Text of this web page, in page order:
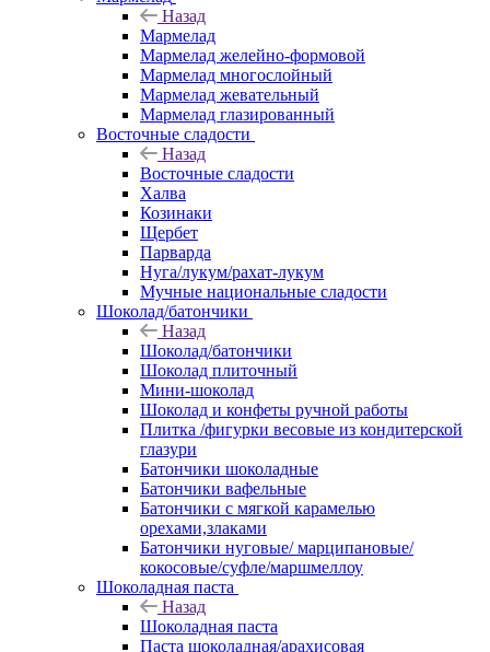
Назад
Мармелад
Мармелад желейно-формовой
Мармелад многослойный
Мармелад жевательный
Мармелад глазированный
Восточные сладости
Назад
Восточные сладости
Халва
Козинаки
Щербет
Парварда
Нуга/лукум/рахат-лукум
Мучные национальные сладости
Шоколад/батончики
Назад
Шоколад/батончики
Шоколад плиточный
Мини-шоколад
Шоколад и конфеты ручной работы
Плитка /фигурки весовые из кондитерской
глазури
Батончики шоколадные
Батончики вафельные
Батончики с мягкой карамелью
орехами,злаками
Батончики нуговые/ марципановые/
кокосовые/суфле/маршмеллоу
Шоколадная паста
Назад
Шоколадная паста
Паста шоколадная/арахисовая